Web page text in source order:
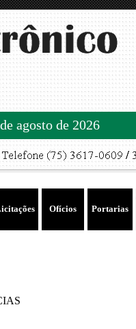
agosto de 2026
Ofícios Portarias